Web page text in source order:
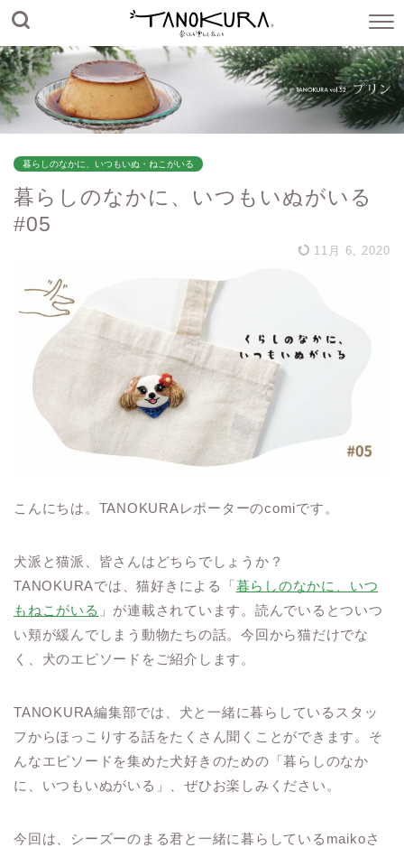
暮らしのなかに、いつもいぬ・ねこがいる
暮らしのなかに、いつもいぬがいる
#05
11月 6, 2020
こんにちは。TANOKURAレポーターのcomiです。
犬派と猫派、皆さんはどちらでしょうか？
TANOKURAでは、猫好きによる「暮らしのなかに、いつ
もねこがいる 」が連載されています。読んでいるとついつ
い頬が緩んでしまう動物たちの話。今回から猫だけでな
く、犬のエピソードをご紹介します。
TANOKURA編集部では、犬と一緒に暮らしているスタッ
フからほっこりする話をたくさん聞くことができます。そ
んなエピソードを集めた犬好きのための「暮らしのなか
に、いつもいぬがいる」、ぜひお楽しみください。
今回は、シーズーのまる君と一緒に暮らしているmaikoさ